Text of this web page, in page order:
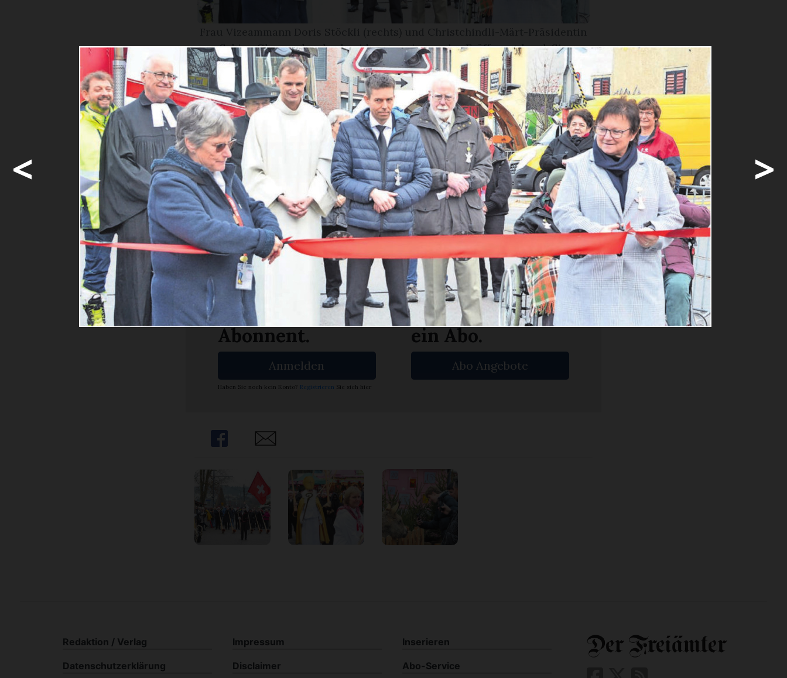
Sabina Glarner durchschneiden gemeinsam das Eröffnungsband. Sie
wünschen allen einen zauberhaften Weihnachtsmarkt und hoffen, dass so
manche Herzenswünsche in Erfüllung gehen. Bild: Roger Wetli
Willkommen im Wintermärchen
Der 30. Christchindli-Märt in Bremgarten ist eröffnet
Gestern Donnerstagnachmittag wurde die Jubiläumsausgabe des
schönsten Weihnachtsmarkts der Schweiz offiziell eingeläutet. Bis
am ...
Möchten Sie
weiterlesen?
Ja. Ich bin
Abonnent.
Anmelden
Haben Sie noch kein Konto? Registrieren Sie sich hier
Ja. Ich benötige
ein Abo.
Abo Angebote
Share Share
< >
Redaktion / Verlag Impressum Inserieren
Datenschutzerklärung Disclaimer Abo-Service